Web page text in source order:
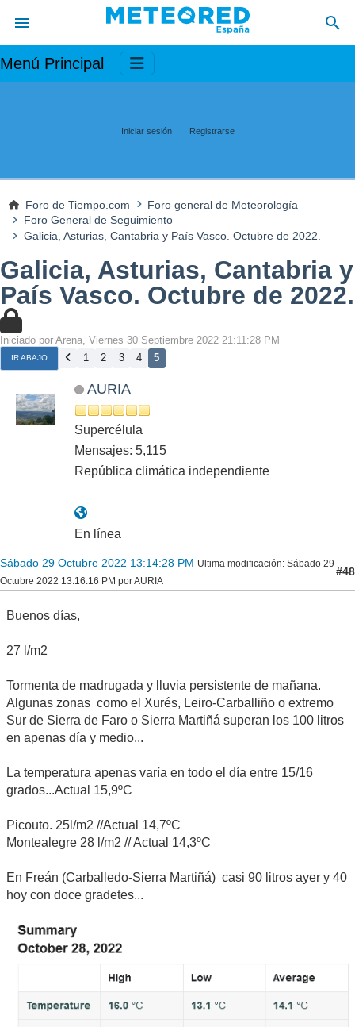
Menú Principal
Iniciar sesión Registrarse
Foro de Tiempo.com
Foro general de Meteorología
Foro General de Seguimiento
Galicia, Asturias, Cantabria y País Vasco. Octubre de 2022.
Galicia, Asturias, Cantabria y
País Vasco. Octubre de 2022.
Iniciado por Arena, Viernes 30 Septiembre 2022 21:11:28 PM
IR ABAJO 1 2 3 4 5
AURIA
Supercélula
Mensajes: 5,115
República climática independiente
En línea
Sábado 29 Octubre 2022 13:14:28 PM Ultima modificación: Sábado 29
Octubre 2022 13:16:16 PM por AURIA
#48
Buenos días,
27 l/m2
Tormenta de madrugada y lluvia persistente de mañana.
Algunas zonas como el Xurés, Leiro-Carballiño o extremo
Sur de Sierra de Faro o Sierra Martiñá superan los 100 litros
en apenas día y medio...
La temperatura apenas varía en todo el día entre 15/16
grados...Actual 15,9ºC
Picouto. 25l/m2 //Actual 14,7ºC
Montealegre 28 l/m2 // Actual 14,3ºC
En Freán (Carballedo-Sierra Martiñá) casi 90 litros ayer y 40
hoy con doce gradetes...